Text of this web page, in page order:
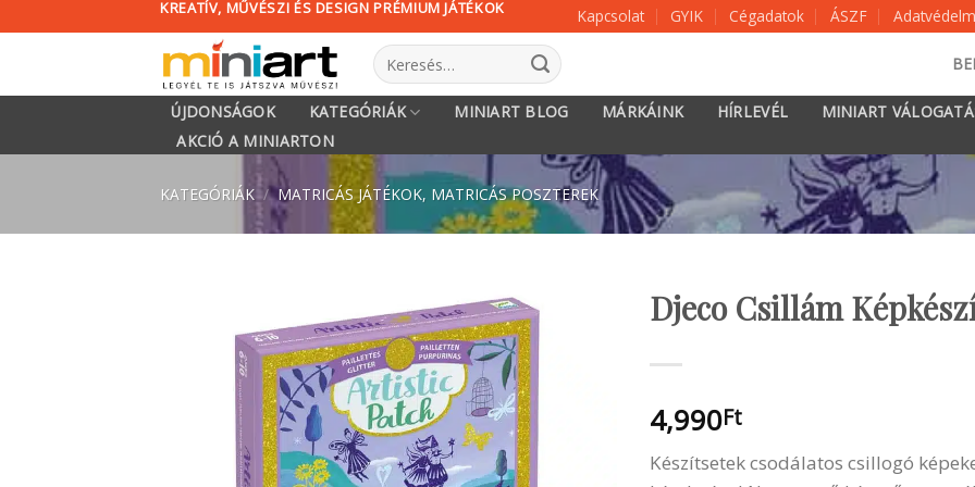
KREATÍV, MŰVÉSZI ÉS DESIGN PRÉMIUM JÁTÉKOK Kapcsolat GYIK Cégadatok ÁSZF
Keresés
a
következőre:
ÚJDONSÁGOK KATEGÓRIÁK MINIART BLOG MÁRKÁINK HÍRLEVÉL
MINIART
AKCIÓ A MINIARTON
KATEGÓRIÁK / MATRICÁS JÁTÉKOK, MATRICÁS POSZTEREK
Djeco Csillám
4,990Ft
Készítsetek csodálatos csillogó